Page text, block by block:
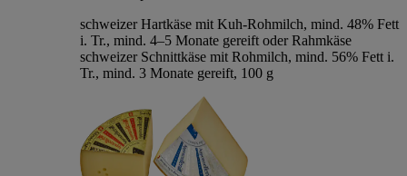
schweizer Hartkäse mit Kuh-Rohmilch, mind. 48% Fett
i. Tr., mind. 4–5 Monate gereift oder Rahmkäse
schweizer Schnittkäse mit Rohmilch, mind. 56% Fett i.
Tr., mind. 3 Monate gereift, 100 g